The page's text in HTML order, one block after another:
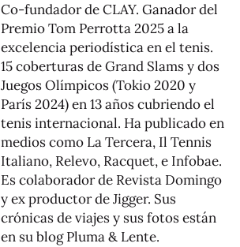
Co-fundador de CLAY. Ganador del
Premio Tom Perrotta 2025 a la
excelencia periodística en el tenis.
15 coberturas de Grand Slams y dos
Juegos Olímpicos (Tokio 2020 y
París 2024) en 13 años cubriendo el
tenis internacional. Ha publicado en
medios como La Tercera, Il Tennis
Italiano, Relevo, Racquet, e Infobae.
Es colaborador de Revista Domingo
y ex productor de Jigger. Sus
crónicas de viajes y sus fotos están
en su blogPluma & Lente.